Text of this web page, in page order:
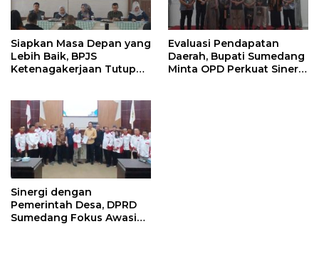
Siapkan Masa Depan yang
Lebih Baik, BPJS
Ketenagakerjaan Tutup
Evaluasi Pendapatan
Daerah, Bupati Sumedang
Minta OPD Perkuat Sinergi
Sinergi dengan
Pemerintah Desa, DPRD
Sumedang Fokus Awasi